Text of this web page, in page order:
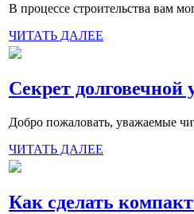
В процессе строительства вам
ЧИТАТЬ ДАЛЕЕ
Секрет
Добро пожаловать, уважаемые
ЧИТАТЬ ДАЛЕЕ
Как сделать